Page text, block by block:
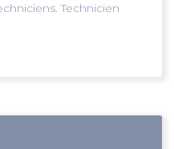
Technicien